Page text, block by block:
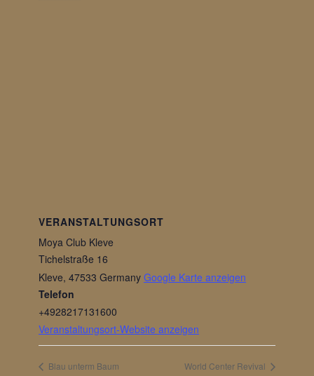
VERANSTALTUNGSORT
Moya Club Kleve
Tichelstraße 16
Kleve, 47533 Germany Google Karte anzeigen
Telefon
+4928217131600
Veranstaltungsort-Website anzeigen
Blau unterm Baum World Center Revival